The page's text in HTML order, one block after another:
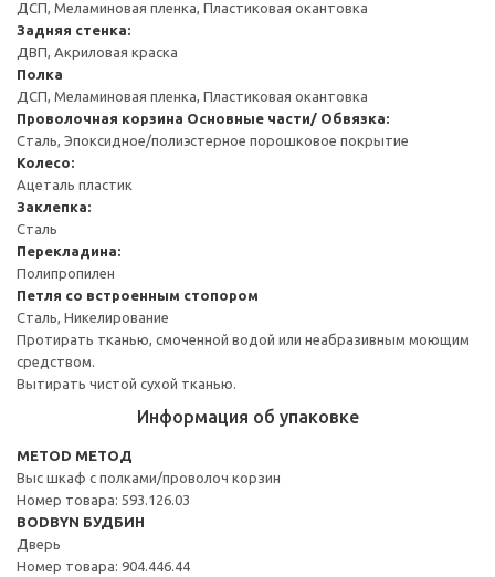
ДСП, Меламиновая пленка, Пластиковая окантовка
Задняя стенка:
ДВП, Акриловая краска
Полка
ДСП, Меламиновая пленка, Пластиковая окантовка
Проволочная корзина Основные части/ Обвязка:
Сталь, Эпоксидное/полиэстерное порошковое покрытие
Колесо:
Ацеталь пластик
Заклепка:
Сталь
Перекладина:
Полипропилен
Петля со встроенным стопором
Сталь, Никелирование
Протирать тканью, смоченной водой или неабразивным моющим
средством.
Вытирать чистой сухой тканью.
Информация об упаковке
METOD МЕТОД
Выс шкаф с полками/проволоч корзин
Номер товара: 593.126.03
BODBYN БУДБИН
Дверь
Номер товара: 904.446.44